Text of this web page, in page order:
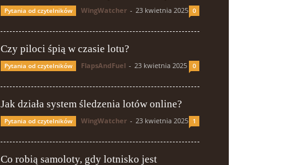
Pytania od czytelników WingWatcher - 23 kwietnia 2025 0
Czy piloci śpią w czasie lotu?
Pytania od czytelników FlapsAndFuel - 23 kwietnia 2025 0
Jak działa system śledzenia lotów online?
Pytania od czytelników WingWatcher - 23 kwietnia 2025 1
Co robią samoloty, gdy lotnisko jest